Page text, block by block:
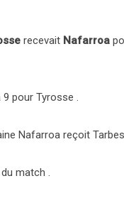
recevait Nafarroa
pour Tyrosse .
Nafarroa reçoit
match .